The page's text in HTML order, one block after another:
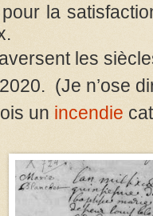
la
les
(Je n’ose
un incendie